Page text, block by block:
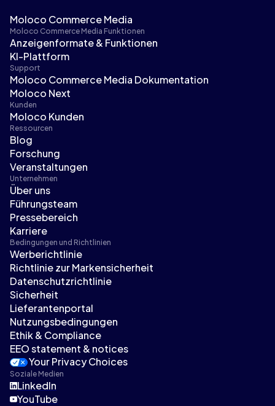
Moloco Commerce Media
Moloco Commerce Media Funktionen
Anzeigenformate & Funktionen
KI-Plattform
Support
Moloco Commerce Media Dokumentation
Moloco Next
Kunden
Moloco Kunden
Ressourcen
Blog
Forschung
Veranstaltungen
Unternehmen
Über uns
Führungsteam
Pressebereich
Karriere
Bedingungen und Richtlinien
Werberichtlinie
Richtlinie zur Markensicherheit
Datenschutzrichtlinie
Sicherheit
Lieferantenportal
Nutzungsbedingungen
Ethik & Compliance
EEO statement & notices
Your Privacy Choices
Soziale Medien
LinkedIn
YouTube